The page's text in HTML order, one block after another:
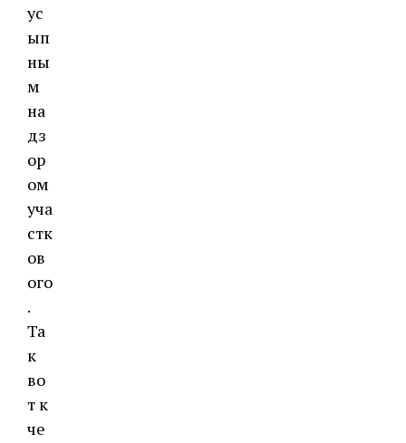
ус
ып
ны
м
на
дз
ор
ом
уча
стк
ов
ого
.
Та
к
во
т к
че